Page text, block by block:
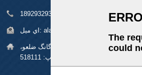
اي ميل: alan@pftworld.com
انڊسٽريل پارڪ، پنگھو ڳوٺ، لانگ گانگ ضلعو،
شينزين زپ: 518111